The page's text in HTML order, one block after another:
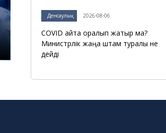
Денсаулық 2026-08-06
COVID қайта оралып жатыр ма?
Министрлік жаңа штам туралы не
дейді